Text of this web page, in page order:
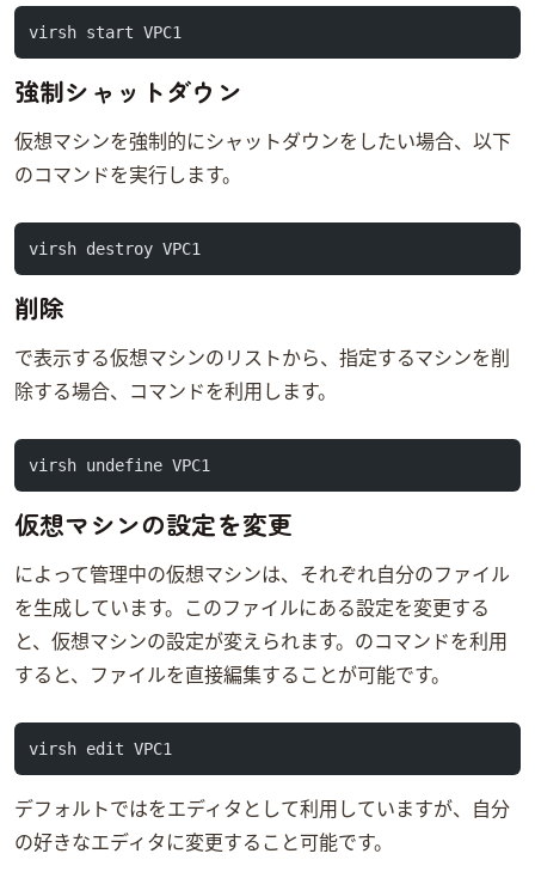
virsh start VPC1
強制シャットダウン
仮想マシンを強制的にシャットダウンをしたい場合、以下
のコマンドを実行します。
virsh destroy VPC1
削除
virsh listで表示する仮想マシンのリストから、指定するマシンを削
除する場合、undefineコマンドを利用します。
virsh undefine VPC1
仮想マシンの設定を変更
virshによって管理中の仮想マシンは、それぞれ自分のXMLファイル
を生成しています。このXMLファイルにある設定を変更する
と、仮想マシンの設定が変えられます。virsh editのコマンドを利用
すると、XMLファイルを直接編集することが可能です。
virsh edit VPC1
デフォルトでvirsh editはvmをエディタとして利用していますが、自分
の好きなエディタに変更すること可能です。